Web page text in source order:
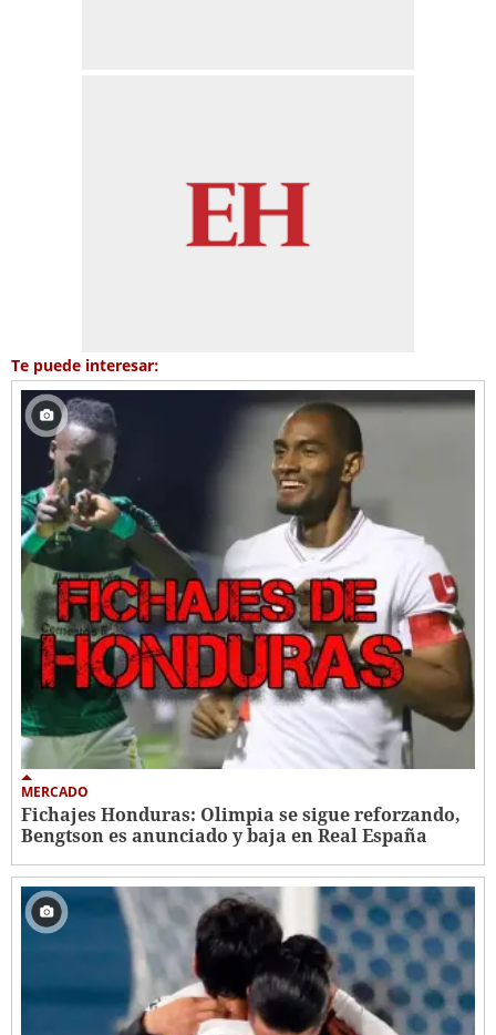
Te puede interesar:
MERCADO
Fichajes Honduras: Olimpia se sigue reforzando,
Bengtson es anunciado y baja en Real España